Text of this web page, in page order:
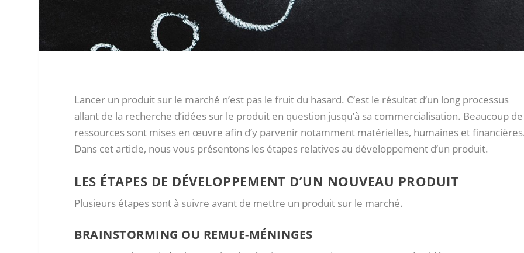
Lancer un produit sur le marché n’est pas le fruit du hasard. C’est le résultat d’un long processus
allant de la recherche d’idées sur le produit en question jusqu’à sa commercialisation. Beaucoup de
ressources sont mises en œuvre afin d’y parvenir notamment matérielles, humaines et
Dans cet article, nous vous présentons les étapes relatives au développement d’un produit.
LES ÉTAPES DE DÉVELOPPEMENT D’UN NOUVEAU PRODUIT
Plusieurs étapes sont à suivre avant de mettre un produit sur le marché.
BRAINSTORMING OU REMUE-MÉNINGES